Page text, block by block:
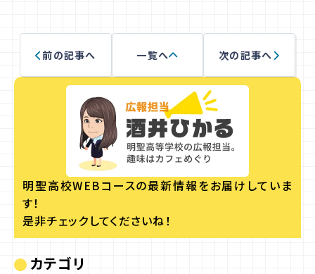
前の記事へ 一覧へ 次の記事へ
明聖高校WEBコースの最新情報をお届けしていま
す！
是非チェックしてくださいね！
カテゴリ